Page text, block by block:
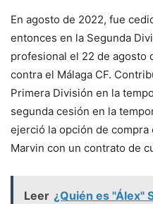
En agosto de 2022, fue
entonces en la Segunda
profesional el 22 de agosto
contra el Málaga CF.
Primera División en la
segunda cesión en la
ejerció la opción de
Marvin con un contrato de
Leer ¿Quién es "Álex"